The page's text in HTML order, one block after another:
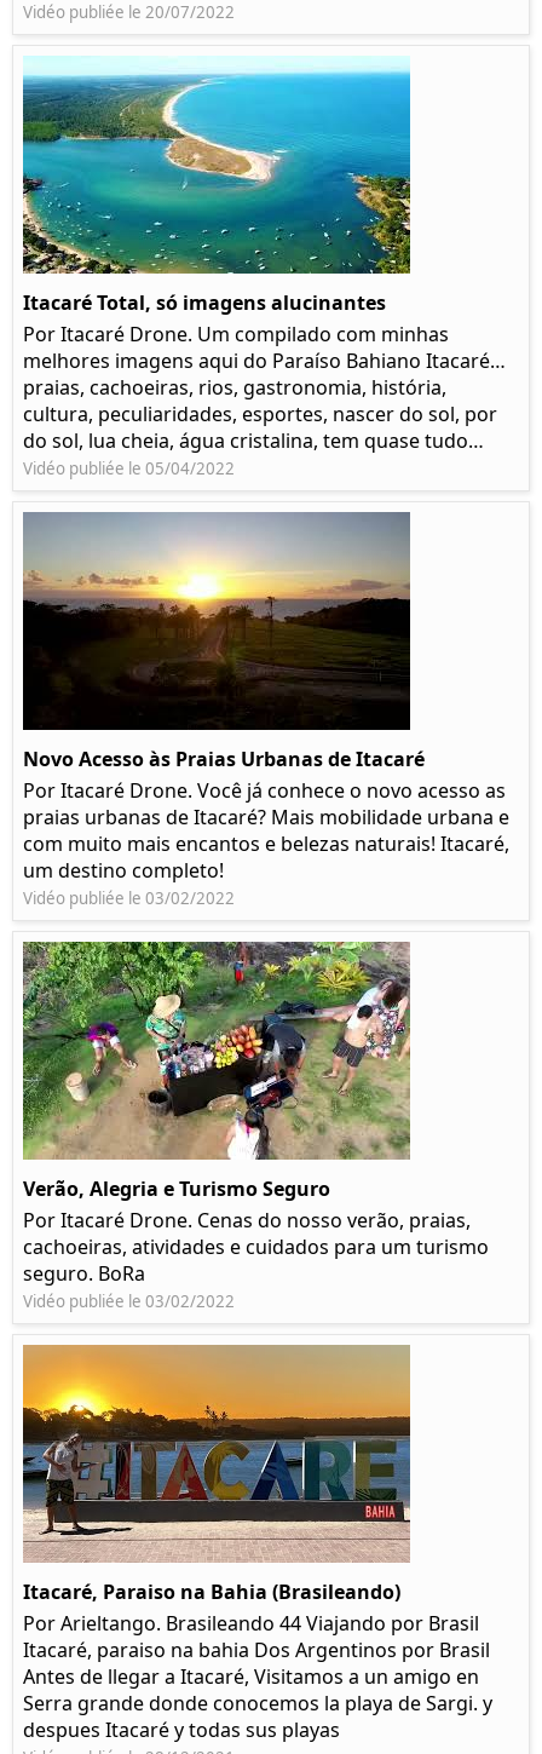
Vidéo publiée le 20/07/2022
Itacaré Total, só imagens alucinantes
Por Itacaré Drone. Um compilado com minhas
melhores imagens aqui do Paraíso Bahiano Itacaré…
praias, cachoeiras, rios, gastronomia, história,
cultura, peculiaridades, esportes, nascer do sol, por
do sol, lua cheia, água cristalina, tem quase tudo…
Vidéo publiée le 05/04/2022
Novo Acesso às Praias Urbanas de Itacaré
Por Itacaré Drone. Você já conhece o novo acesso as
praias urbanas de Itacaré? Mais mobilidade urbana e
com muito mais encantos e belezas naturais! Itacaré,
um destino completo!
Vidéo publiée le 03/02/2022
Verão, Alegria e Turismo Seguro
Por Itacaré Drone. Cenas do nosso verão, praias,
cachoeiras, atividades e cuidados para um turismo
seguro. BoRa
Vidéo publiée le 03/02/2022
Itacaré, Paraiso na Bahia (Brasileando)
Por Arieltango. Brasileando 44 Viajando por Brasil
Itacaré, paraiso na bahia Dos Argentinos por Brasil
Antes de llegar a Itacaré, Visitamos a un amigo en
Serra grande donde conocemos la playa de Sargi. y
despues Itacaré y todas sus playas